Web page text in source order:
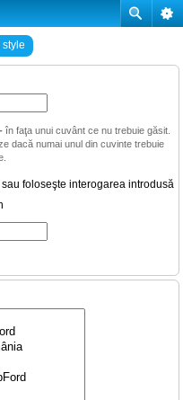
style
- în faţa unui cuvânt ce nu trebuie găsit.
dacă numai unul din cuvinte trebuie
foloseşte interogarea introdusă